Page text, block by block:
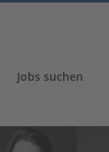
Jobs suchen